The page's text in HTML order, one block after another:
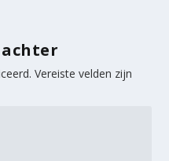
Vereiste velden zijn